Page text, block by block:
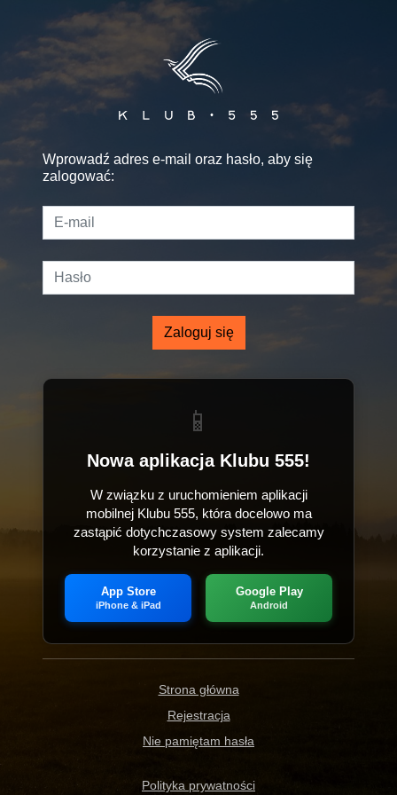
Wprowadź adres e-mail oraz hasło, aby się
zalogować:
Zaloguj się
📱
Nowa aplikacja Klubu 555!
W związku z uruchomieniem aplikacji
mobilnej Klubu 555, która docelowo ma
zastąpić dotychczasowy system zalecamy
korzystanie z aplikacji.
App Store
iPhone & iPad
Google Play
Android
Strona główna
Rejestracja
Nie pamiętam hasła
Polityka prywatności